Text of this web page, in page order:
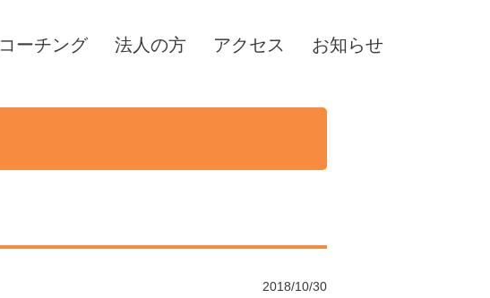
コーチング 法人の方 アクセス お知らせ
2018/10/30